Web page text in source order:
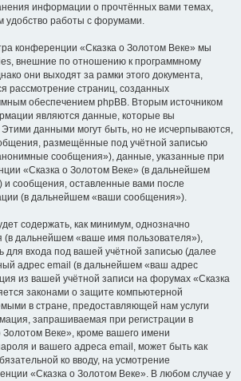
информации о прочтённых вами темах,
удобство работы с форумами.
конференции «Сказка о Золотом Веке» мы
внешние по отношению к программному
они выходят за рамки этого документа,
рассмотрение страниц, созданных
обеспечением phpBB. Вторым источником
являются данные, которые вы
данными могут быть, но не исчерпываются,
размещённые под учётной записью
сообщения»), данные, указанные при
«Сказка о Золотом Веке» (в дальнейшем
и сообщения, оставленные вами после
(в дальнейшем «ваши сообщения»).
содержать, как минимум, однозначно
дальнейшем «ваше имя пользователя»),
для входа под вашей учётной записью (далее
адрес email (в дальнейшем «ваш адрес
из вашей учётной записи на форумах «Сказка
законами о защите компьютерной
в стране, предоставляющей нам услуги
запрашиваемая при регистрации в
Веке», кроме вашего имени
и вашего адреса email, может быть как
ко вводу, на усмотрение
«Сказка о Золотом Веке». В любом случае у